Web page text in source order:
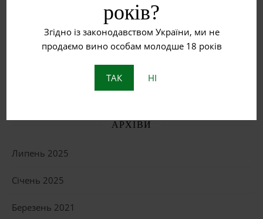
років?
Згідно із законодавством України, ми не
продаємо вино особам молодше 18 років
ТАК НІ
Пет Нат: Натуральне ігристе вино з історією
ОСТАННІ КОМЕНТАРІ
АРХІВИ
Липень 2025
Січень 2025
Березень 2021